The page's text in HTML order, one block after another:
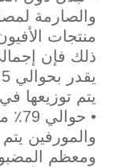
والصارمة
منتجات
ذلك فإن
يتم توزيعها
•
والمورفين
ومعظم